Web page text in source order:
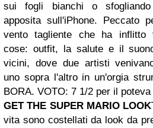
sui fogli bianchi o sfogliando
apposita sull'iPhone. Peccato
vento tagliente che ha inflitto
cose: outfit, la salute e il
vicini, dove due artisti
uno sopra l'altro in un'orgia
BORA. VOTO: 7 1/2 per il
GET THE SUPER MARIO LOOK
vita sono costellati da look da